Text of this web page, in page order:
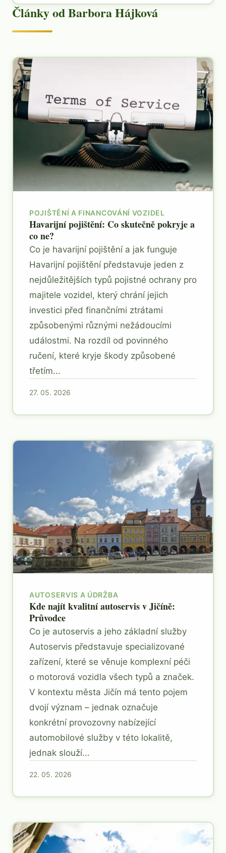
Články od Barbora Hájková
POJIŠTĚNÍ A FINANCOVÁNÍ VOZIDEL
Havarijní pojištění: Co skutečně pokryje a
co ne?
Co je havarijní pojištění a jak funguje
Havarijní pojištění představuje jeden z
nejdůležitějších typů pojistné ochrany pro
majitele vozidel, který chrání jejich
investici před finančními ztrátami
způsobenými různými nežádoucími
událostmi. Na rozdíl od povinného
ručení, které kryje škody způsobené
třetím...
27. 05. 2026
AUTOSERVIS A ÚDRŽBA
Kde najít kvalitní autoservis v Jičíně:
Průvodce
Co je autoservis a jeho základní služby
Autoservis představuje specializované
zařízení, které se věnuje komplexní péči
o motorová vozidla všech typů a značek.
V kontextu města Jičín má tento pojem
dvojí význam – jednak označuje
konkrétní provozovny nabízející
automobilové služby v této lokalitě,
jednak slouží...
22. 05. 2026